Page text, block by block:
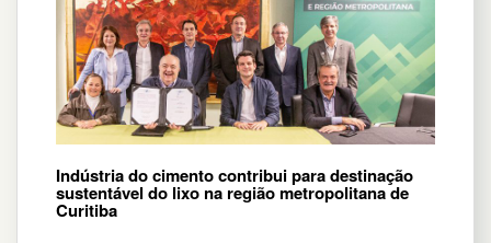
Indústria do cimento contribui para destinação
sustentável do lixo na região metropolitana de
Curitiba